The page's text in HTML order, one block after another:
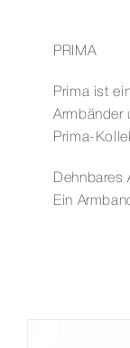
PRIMA
Prima ist
Armbänder
Prima-
Dehnbares
Ein